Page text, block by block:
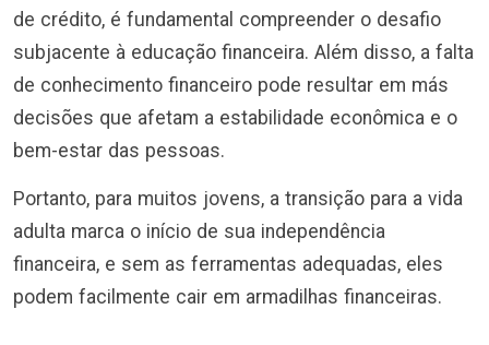
de crédito, é fundamental compreender o desafio
subjacente à educação financeira. Além disso, a falta
de conhecimento financeiro pode resultar em más
decisões que afetam a estabilidade econômica e o
bem-estar das pessoas.
Portanto, para muitos jovens, a transição para a vida
adulta marca o início de sua independência
financeira, e sem as ferramentas adequadas, eles
podem facilmente cair em armadilhas financeiras.